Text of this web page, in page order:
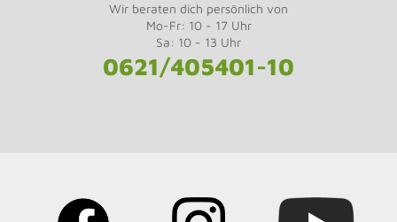
Wir beraten dich persönlich von
Mo-Fr: 10 - 17 Uhr
Sa: 10 - 13 Uhr
0621/405401-10